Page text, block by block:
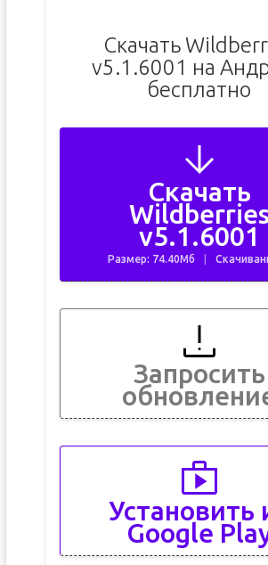
Скачать
v5.1.6001 на
бесплатно
Скачать
Wildberries
v5.1.6001
Размер: 74.40Мб
Запросить
Установить
Google